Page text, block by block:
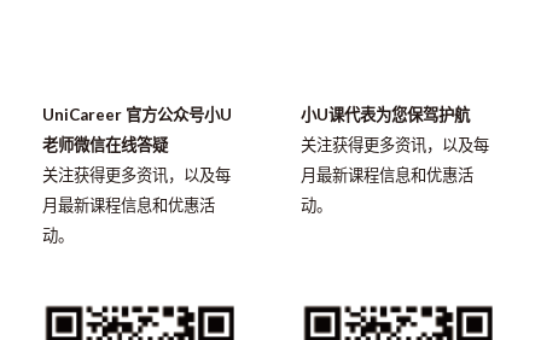
UniCareer 官方公众号小U
老师微信在线答疑
关注获得更多资讯，以及每
月最新课程信息和优惠活
动。
小U课代表为您保驾护航
关注获得更多资讯，以及每
月最新课程信息和优惠活
动。